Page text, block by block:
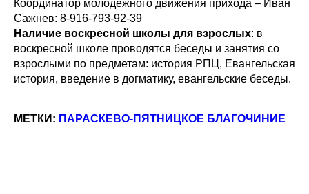
Координатор молодежного движения прихода – Иван
Сажнев: 8-916-793-92-39
Наличие воскресной школы для взрослых: в
воскресной школе проводятся беседы и занятия со
взрослыми по предметам: история РПЦ, Евангельская
история, введение в догматику, евангельские беседы.
МЕТКИ: ПАРАСКЕВО-ПЯТНИЦКОЕ БЛАГОЧИНИЕ